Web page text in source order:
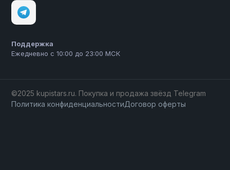
Поддержка
Ежедневно с 10:00 до 23:00 МСК
©2025 kupistars.ru. Покупка и продажа звёзд Telegram
Политика конфиденциальностиДоговор оферты